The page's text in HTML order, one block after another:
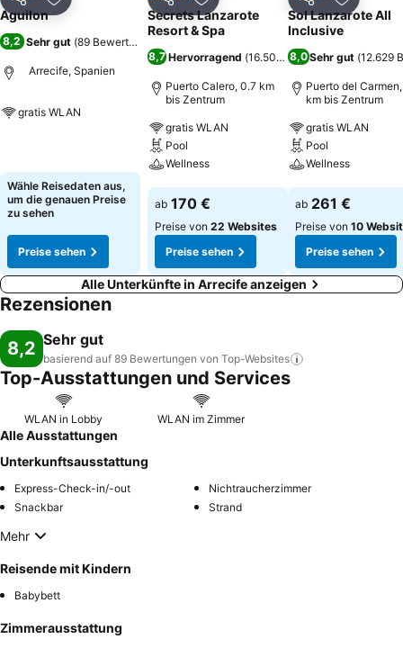
Teilen Zu Favoriten hinzufügen
Aguilon
8,2 Sehr gut (89 Bewertungen
Arrecife, Spanien
gratis WLAN
Wähle Reisedaten aus,
um die genauen Preise
zu sehen
Preise sehen
Teilen Zu Favoriten hinzufügen
Secrets Lanzarote
Resort & Spa
8,7 Hervorragend (16.505 Bewertungen)
Puerto Calero, 0.7 km
bis Zentrum
gratis WLAN
Pool
Wellness
Preise sehen
ab 170 €
Preise von 22 Websites
Preise sehen
Teilen Zu
Sol Lanzarote All
Inclusive
8,0Sehr gut (12.629
Puerto del
km bis Zentrum
gratis WLAN
Pool
Wellness
Preise sehen
ab 261 €
Preise von 10
Preise sehen
Alle Unterkünfte in Arrecife anzeigen
Rezensionen
8,2 Sehr gut
basierend auf 89 Bewertungen von Top-Websites
Top-Ausstattungen und Services
WLAN in Lobby WLAN im Zimmer
Alle Ausstattungen
Unterkunftsausstattung
Express-Check-in/-out
Nichtraucherzimmer
Snackbar
Strand
Mehr
Reisende mit Kindern
Babybett
Zimmerausstattung